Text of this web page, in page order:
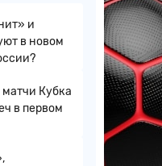
и
в новом
Кубка
в первом